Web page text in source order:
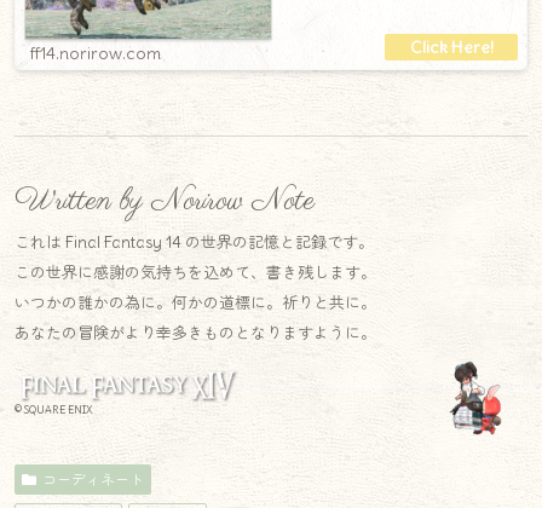
ff14.norirow.com
Written by Norirow Note
これは Final Fantasy 14 の世界の記憶と記録です。
この世界に感謝の気持ちを込めて、書き残します。
いつかの誰かの為に。何かの道標に。祈りと共に。
あなたの冒険がより幸多きものとなりますように。
© SQUARE ENIX
コーディネート